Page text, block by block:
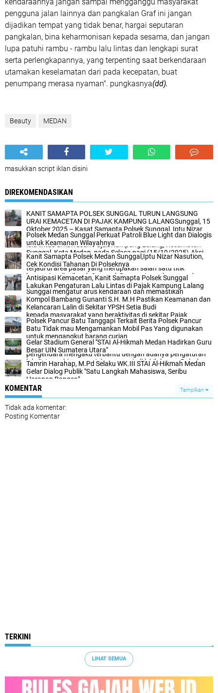
pengguna jalan lainnya dan pangkalan Graf ini jangan
dijadikan tempat yang tidak benar, hargai seputaran
pangkalan, bina keharmonisan kepada sesama, dan jangan
lupa patuhi rambu - rambu lalu lintas dan lengkapi surat
serta perlengkapannya, yang terpenting saat berkendaraan
utamakan keselamatan dari pada kecepatan, buat
penumpang merasa nyaman". pungkasnya(dd).
Beauty MEDAN
masukkan script iklan disini
DIREKOMENDASIKAN
KANIT SAMAPTA POLSEK SUNGGAL TURUN LANGSUNG
URAI KEMACETAN DI PAJAK KAMPUNG LALANG‎‎Sunggal, 15
Oktober 2025 – Kasat Samapta Polsek Sunggal, Iptu Nizar
Nasution, memimpin langsung pengamanan dan pengaturan
lalu lintas di kawasan Pajak Kampung Lalang, Kecamatan
Sunggal, Kota Medan, pada Selasa pagi (15/10/2025).‎‎Aksi
responsif ini dilakukan untuk mengurai kemacetan yang kerap
terjadi di area pasar yang merupakan salah satu titik
keramaian di wilayah Sunggal. Dengan turun langsung ke
lapangan, Iptu Nizar Nasution bersama anggota Polsek
Sunggal mengatur arus kendaraan dan memastikan
ketertiban berlalu lintas.‎‎"Kami melakukan pengamanan dan
pengaturan lalu lintas untuk memberikan kenyamanan
kepada masyarakat yang beraktivitas di sekitar Pajak
Kampung Lalang. Kemacetan di pagi hari perlu segera diatasi
agar tidak mengganggu mobilitas warga," ujar Iptu Nizar
Nasution di lokasi.‎‎Kehadiran petugas kepolisian di lapangan
mendapat apresiasi dari masyarakat yang melintas. Sejumlah
pengendara mengaku terbantu dengan adanya pengaturan
lalu lintas sehingga perjalanan menjadi lebih lancar.‎‎Polsek
Sunggal berkomitmen untuk terus meningkatkan pelayanan
kepada masyarakat, termasuk dalam hal pengamanan dan
kelancaran lalu lintas di wilayah hukumnya. Polisi Humanis
menjadi moto dalam menjalankan tugas, mengutamakan
pendekatan yang ramah dan solutif kepada masyarakat.‎‎Iptu
Nizar Nasution juga mengimbau kepada seluruh pengguna
jalan untuk selalu tertib berlalu lintas, saling menghormati
‎Polsek Medan Sunggal Perkuat Patroli Blue Light dan Dialogis
untuk Keamanan Wilayahnya‎
Kanit Samapta Polsek Medan Sunggal,Iptu Nizar Nasution,
Cek Kondisi Tahanan Di Polseknya
‎Antisipasi Kemacetan, Kanit Samapta Polsek Sunggal
Lakukan Pengaturan Lalu Lintas di Pajak Kampung Lalang‎
Kompol Bambang Gunanti S.H. M.H Pastikan Keamanan dan
Kelancaran Lalin di Sekitar YPSH Setia Budi
Polsek Pancur Batu Tanggapi Terkait Berita Polsek Pancur
Batu Tidak mau Mengamankan Mobil Pas Yang digunakan
untuk mengangkut barang curian
‎Gelar Stadium General "STAI Al-Hikmah Medan Hadirkan Guru
Besar UIN Sumatera Utara"
‎Tamrin Harahap, M.Pd Selaku WK.III STAI Al-Hikmah Medan
Gelar Dialog Publik "Satu Langkah Mahasiswa, Seribu
Harapan Bangsa"
KOMENTAR Tampilkan
Tidak ada komentar:
Posting Komentar
TERKINI
LIHAT SEMUA